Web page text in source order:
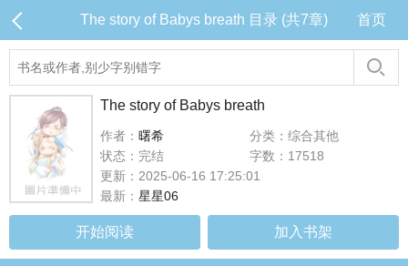
The story of Babys breath 目录 (共7章) 首页
The story of Babys breath
作者： 曙希
分类：综合其他
状态：完结
字数：17518
更新：2025-06-16 17:25:01
最新： 星星06
开始阅读 加入书架